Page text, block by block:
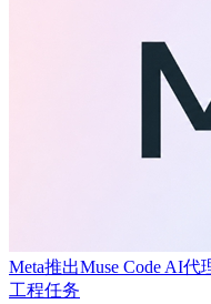
Meta推出Muse Code AI
工程任务